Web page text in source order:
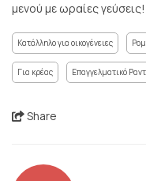
μενού με ωραίες
Κατάλληλο για οικογένειες
Για κρέας Επαγγελματικό
Share